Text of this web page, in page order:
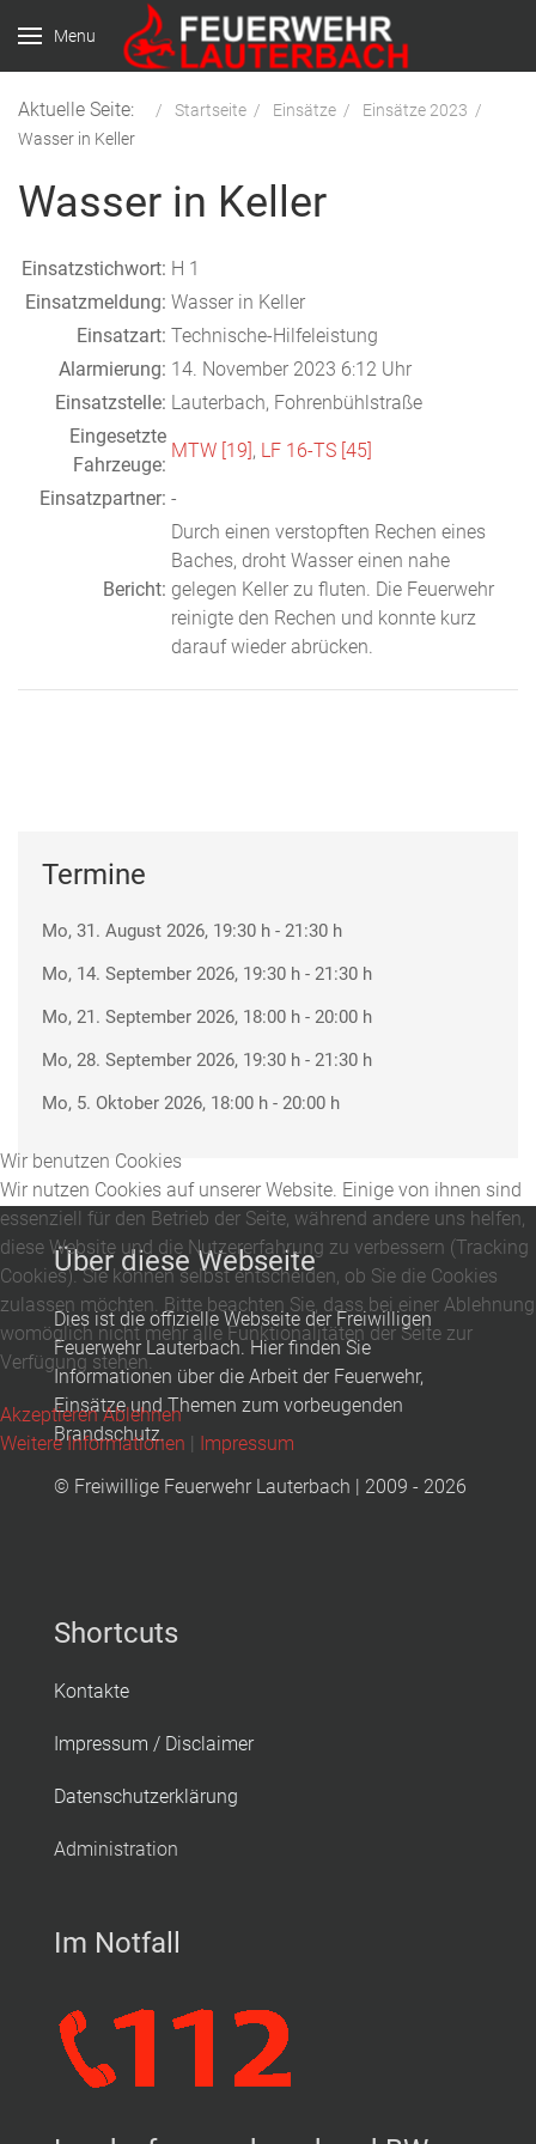
Menu
Aktuelle Seite: Startseite Einsätze
Einsätze 2023
Wasser in Keller
Wasser in Keller
Einsatzstichwort: H 1
Einsatzmeldung: Wasser in Keller
Einsatzart: Technische-Hilfeleistung
Alarmierung: 14. November 2023 6:12 Uhr
Einsatzstelle: Lauterbach, Fohrenbühlstraße
Eingesetzte
Fahrzeuge:
MTW [19], LF 16-TS [45]
Einsatzpartner: -
Bericht:
Durch einen verstopften Rechen eines
Baches, droht Wasser einen nahe
gelegen Keller zu fluten. Die Feuerwehr
reinigte den Rechen und konnte kurz
darauf wieder abrücken.
Termine
Mo, 31. August 2026, 19:30 h - 21:30 h
Mo, 14. September 2026, 19:30 h - 21:30 h
Mo, 21. September 2026, 18:00 h - 20:00 h
Mo, 28. September 2026, 19:30 h - 21:30 h
Mo, 5. Oktober 2026, 18:00 h - 20:00 h
Über diese Webseite
Dies ist die offizielle Webseite der Freiwilligen
Feuerwehr Lauterbach. Hier finden Sie
Informationen über die Arbeit der Feuerwehr,
Einsätze und Themen zum vorbeugenden
Brandschutz.
© Freiwillige Feuerwehr Lauterbach | 2009 - 2026
Shortcuts
Kontakte
Impressum / Disclaimer
Datenschutzerklärung
Administration
Im Notfall
Wir benutzen Cookies
Wir nutzen Cookies auf unserer Website. Einige von ihnen sind
essenziell für den Betrieb der Seite, während andere uns helfen,
diese Website und die Nutzererfahrung zu verbessern (Tracking
Cookies). Sie können selbst entscheiden, ob Sie die Cookies
zulassen möchten. Bitte beachten Sie, dass bei einer Ablehnung
womöglich nicht mehr alle Funktionalitäten der Seite zur
Verfügung stehen.
Akzeptieren Ablehnen
Weitere Informationen | Impressum